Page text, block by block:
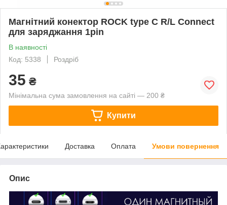
Магнітний конектор ROCK type C R/L Connect
для заряджання 1pin
В наявності
Код: 5338
Роздріб
35 ₴
Мінімальна сума замовлення на сайті — 200 ₴
Купити
Доставка Оплата Умови повернення
Опис